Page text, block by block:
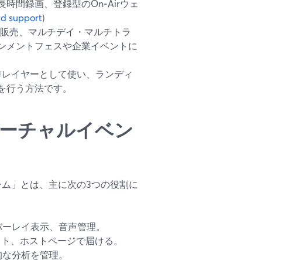
時間録画、登録型のOn‑Airウェ
support)
売、マルチデイ・マルチトラ
メントフェスや企業イベントに
イヤーとして使い、ランディ
う方法です。
チャルイベン
」とは、主に次の3つの役割に
レイ表示、音声管理。
、ホストページで届ける。
分析を管理。